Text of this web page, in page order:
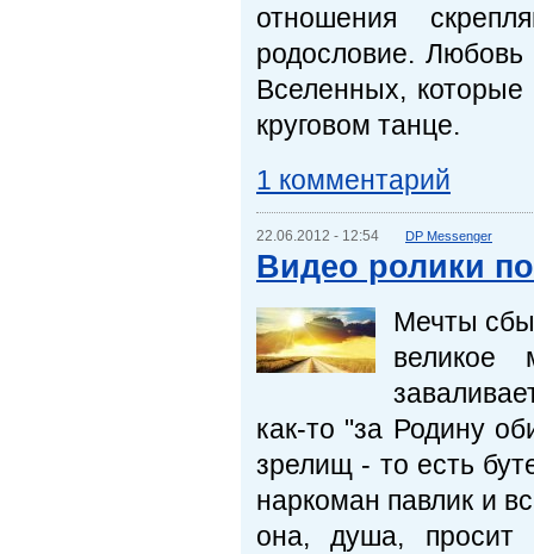
отношения
родословие.
Вселенных,
круговом танце.
1 комментарий
22.06.2012 - 12:54 DP Messenger
Видео ролики
Мечты
великое
как-то "за Родину
зрелищ - то есть
наркоман павлик и
она, душа, просит